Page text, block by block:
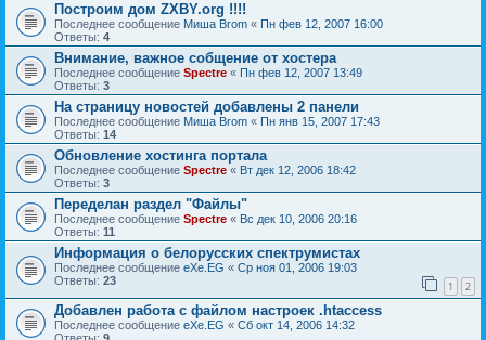
Построим дом ZXBY.org !!!!
Последнее сообщение Миша Brom « Пн фев 12, 2007 16:00
Ответы: 4
Внимание, важное собщение от хостера
Последнее сообщение Spectre « Пн фев 12, 2007 13:49
Ответы: 3
На страницу новостей добавлены 2 панели
Последнее сообщение Миша Brom « Пн янв 15, 2007 17:43
Ответы: 14
Обновление хостинга портала
Последнее сообщение Spectre « Вт дек 12, 2006 18:42
Ответы: 3
Переделан раздел "Файлы"
Последнее сообщение Spectre « Вс дек 10, 2006 20:16
Ответы: 11
Информация о белорусских спектрумистах
Последнее сообщение eXe.EG « Ср ноя 01, 2006 19:03
Ответы: 23 1 2
Добавлен работа с файлом настроек .htaccess
Последнее сообщение eXe.EG « Сб окт 14, 2006 14:32